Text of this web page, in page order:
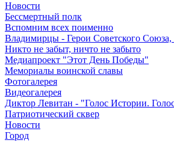
Новости
Бессмертный полк
Вспомним всех поименно
Владимирцы - Герои Советского Союза,
Никто не забыт, ничто не забыто
Медиапроект "Этот День Победы"
Мемориалы воинской славы
Фотогалерея
Видеогалерея
Диктор Левитан - "Голос Истории.
Патриотический сквер
Новости
Город